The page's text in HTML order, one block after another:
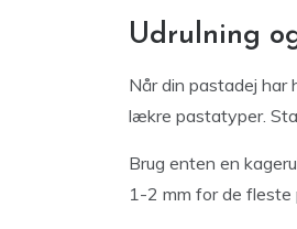
Udrulning
Når din pastadej har
lækre pastatyper.
Brug enten en
1-2 mm for de fleste